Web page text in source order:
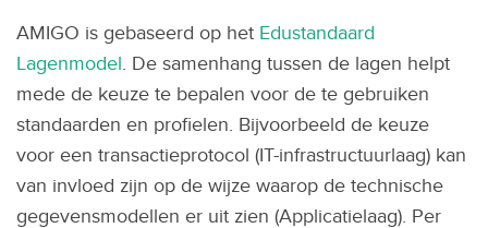
AMIGO is gebaseerd op het Edustandaard
Lagenmodel. De samenhang tussen de lagen helpt
mede de keuze te bepalen voor de te gebruiken
standaarden en profielen. Bijvoorbeeld de keuze
voor een transactieprotocol (IT-infrastructuurlaag) kan
van invloed zijn op de wijze waarop de technische
gegevensmodellen er uit zien (Applicatielaag). Per